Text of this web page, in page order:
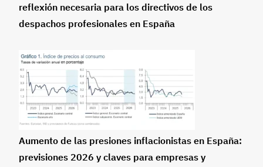
reflexión necesaria para los directivos de los
despachos profesionales en España
Aumento de las presiones inflacionistas en España:
previsiones 2026 y claves para empresas y